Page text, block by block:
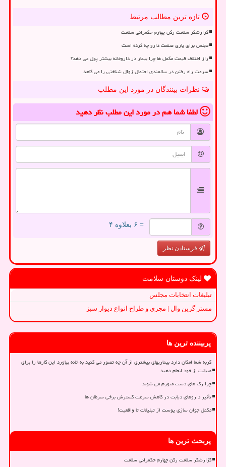
تازه ترین مطالب مرتبط
گزارشگر سلامت رکن چهارم حکمرانی سلامت
مجلس برای یاری صنعت دارو چه کرده است
راز اختلاف قیمت مکمل ها چرا بیمار در داروخانه بیشتر پول می دهد؟
سرعت راه رفتن در سالمندی احتمال زوال شناختی را می کاهد
نظرات بینندگان در مورد این مطلب
لطفا شما همدر مورد این مطلبنظر دهید
= ۶ بعلاوه ۴
فرستادن نظر
لینک دوستان سلامت
تبلیغات انتخابات مجلس
مستر گرین وال | مجری و طراح انواع دیوار سبز
پربیننده ترین ها
گربه شما امکان دارد بیماریهای بیشتری از آن چه تصور می کنید به خانه بیاورد این کارها را برای
صیانت از خود انجام دهید
چرا رگ های دست متورم می شوند
تأثیر داروهای دیابت در کاهش سرعت گسترش برخی سرطان ها
مکمل جوان سازی پوست از تبلیغات تا واقعیت!
پربحث ترین ها
گزارشگر سلامت رکن چهارم حکمرانی سلامت